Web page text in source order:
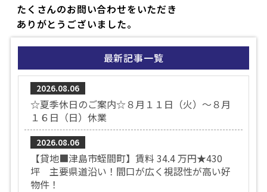
たくさんのお問い合わせをいただき
ありがとうございました。
最新記事一覧
2026.08.06
☆夏季休日のご案内☆８月１１日（火）～８月
１６日（日）休業
2026.08.06
【貸地■津島市蛭間町】賃料 34.4 万円★430
坪 主要県道沿い！間口が広く視認性が高い好
物件！